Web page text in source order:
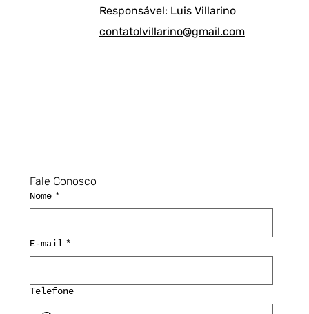
Fale Conosco
Nome *
E-mail *
Telefone
Responsável: Luis Villarino
contatolvillarino@gmail.com